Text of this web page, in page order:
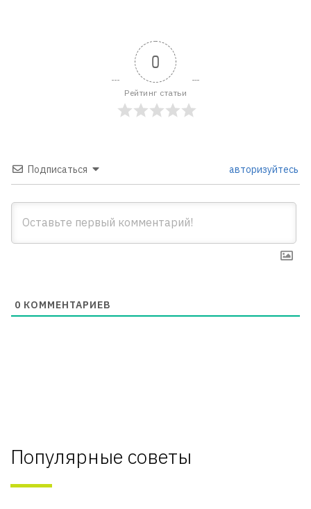
0
Рейтинг статьи
Подписаться авторизуйтесь
0 КОММЕНТАРИЕВ
Популярные советы